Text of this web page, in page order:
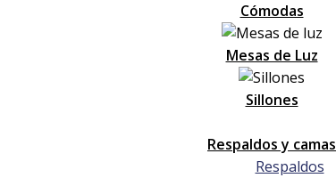
Cómodas
Mesas de Luz
Sillones
Respaldos y camas
Respaldos